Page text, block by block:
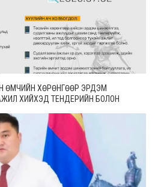
ӨМЧИЙН ХӨРӨНГӨӨР ЭРДЭМ
ХИЙХЭД ТЕНДЕРИЙН БОЛОН